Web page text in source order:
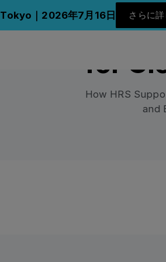
｜2026年7月16日 さらに詳
HRS:
for
How HRS
and